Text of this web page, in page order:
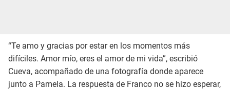
“Te amo y gracias por estar en los momentos más
difíciles. Amor mío, eres el amor de mi vida”, escribió
Cueva, acompañado de una fotografía donde aparece
junto a Pamela. La respuesta de Franco no se hizo esperar,